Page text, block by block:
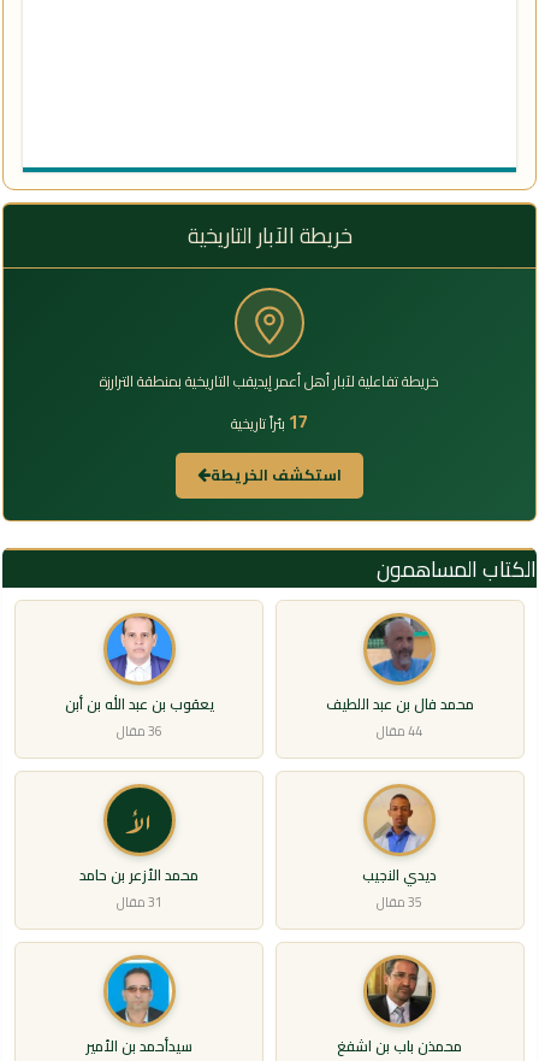
خريطة الآبار التاريخية
خريطة تفاعلية لآبار أهل أعمر إيديقب التاريخية بمنطقة الترارزة
17 بئراً تاريخية
استكشف الخريطة
الكتاب المساهمون
محمد فال بن عبد اللطيف
44 مقال
يعقوب بن عبد الله بن أبن
36 مقال
ديدي النجيب
35 مقال
الأ
محمد الأزعر بن حامد
31 مقال
محمذن باب بن اشفغ سيدأحمد بن الأمير